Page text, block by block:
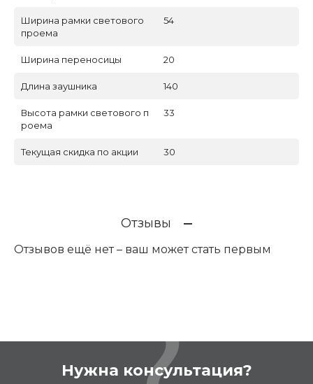
Ширина рамки светового
проема
54
Ширина переносицы 20
Длина заушника 140
Высота рамки светового п
роема
33
Текущая скидка по акции 30
Отзывы
Отзывов ещё нет – ваш может стать первым
Нужна консультация?